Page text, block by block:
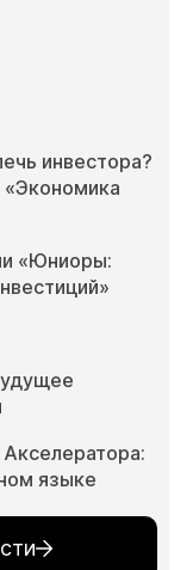
инвестора?
«Юниоры:
языке